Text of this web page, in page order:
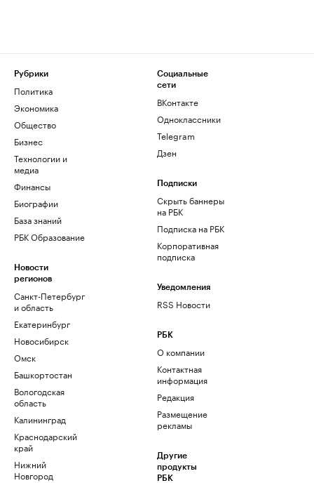
Рубрики
Политика
Экономика
Общество
Бизнес
Технологии и
медиа
Финансы
Биографии
База знаний
РБК Образование
Новости
регионов
Санкт-Петербург
и область
Екатеринбург
Новосибирск
Омск
Башкортостан
Вологодская
область
Калининград
Краснодарский
край
Нижний
Новгород
Социальные
сети
ВКонтакте
Одноклассники
Telegram
Дзен
Подписки
Скрыть баннеры
на РБК
Подписка на РБК
Корпоративная
подписка
Уведомления
RSS Новости
РБК
О компании
Контактная
информация
Редакция
Размещение
рекламы
Другие
продукты
РБК